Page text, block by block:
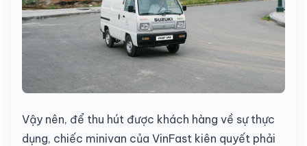
Vậy nên, để thu hút được khách hàng về sự thực
dụng, chiếc minivan của VinFast kiên quyết phải